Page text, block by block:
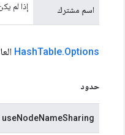
اسم مشترك إذا لم
HashTable.Options
حدود
useNodeNameSharing